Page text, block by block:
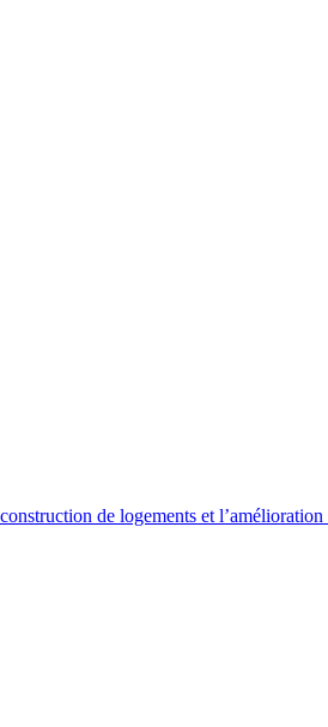
de logements et l’amélioration